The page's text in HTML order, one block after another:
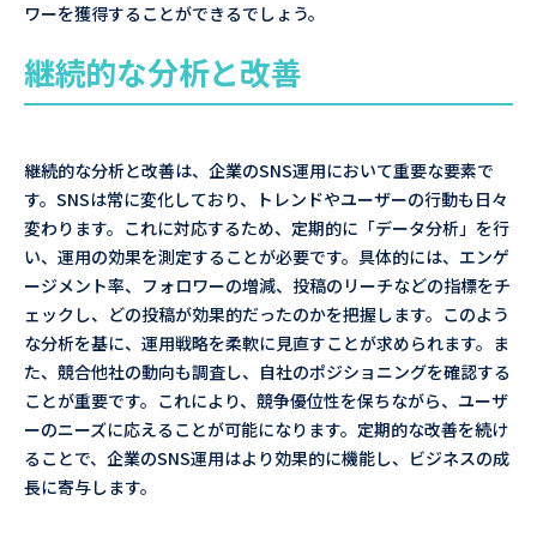
ワーを獲得することができるでしょう。
継続的な分析と改善
継続的な分析と改善は、企業のSNS運用において重要な要素で
す。SNSは常に変化しており、トレンドやユーザーの行動も日々
変わります。これに対応するため、定期的に「データ分析」を行
い、運用の効果を測定することが必要です。具体的には、エンゲ
ージメント率、フォロワーの増減、投稿のリーチなどの指標をチ
ェックし、どの投稿が効果的だったのかを把握します。このよう
な分析を基に、運用戦略を柔軟に見直すことが求められます。ま
た、競合他社の動向も調査し、自社のポジショニングを確認する
ことが重要です。これにより、競争優位性を保ちながら、ユーザ
ーのニーズに応えることが可能になります。定期的な改善を続け
ることで、企業のSNS運用はより効果的に機能し、ビジネスの成
長に寄与します。